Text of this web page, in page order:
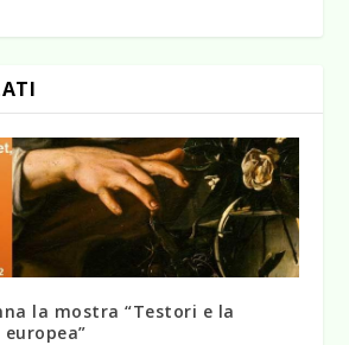
la mostra “Testori e la